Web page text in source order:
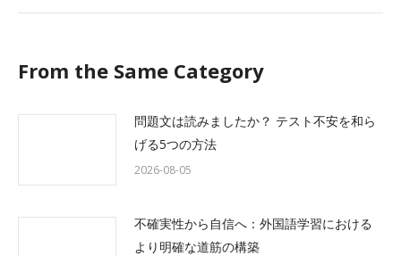
From the Same Category
問題文は読みましたか？ テスト不安を和ら
げる5つの方法
2026-08-05
不確実性から自信へ：外国語学習における
より明確な道筋の構築